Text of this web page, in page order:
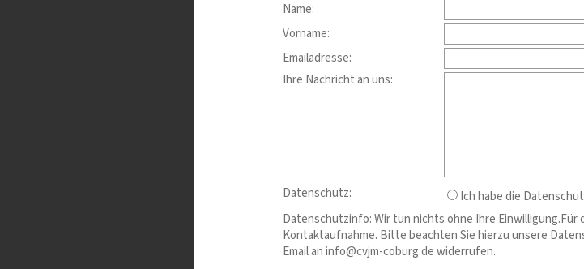
Name:
Vorname:
Emailadresse:
Ihre Nachricht an uns:
Datenschutz:
Ich habe die
Datenschutzinfo: Wir tun nichts ohne Ihre
Kontaktaufnahme. Bitte beachten Sie hierzu unsere
Email an info@cvjm-coburg.de widerrufen.